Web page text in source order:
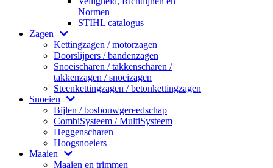
Normen
STIHL catalogus
Zagen
Kettingzagen / motorzagen
Doorslijpers / bandenzagen
Snoeischaren / takkenscharen /
takkenzagen / snoeizagen
Steenkettingzagen / betonkettingzagen
Snoeien
Bijlen / bosbouwgereedschap
CombiSysteem / MultiSysteem
Heggenscharen
Hoogsnoeiers
Maaien
Maaien en trimmen